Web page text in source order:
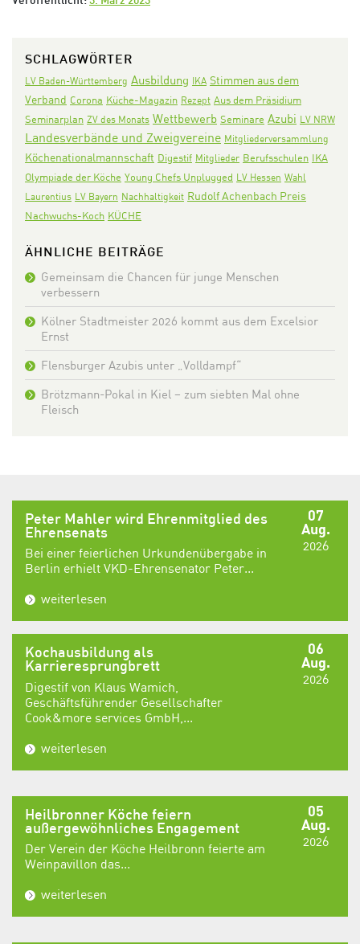
SCHLAGWÖRTER
LV Baden-Württemberg Ausbildung IKA Stimmen aus dem
Verband Corona Küche-Magazin Rezept Aus dem Präsidium
Seminarplan ZV des Monats Wettbewerb Seminare Azubi LV NRW
Landesverbände und Zweigvereine Mitgliederversammlung
Köchenationalmannschaft Digestif Mitglieder Berufsschulen IKA
Olympiade der Köche Young Chefs Unplugged LV Hessen Wahl
Laurentius LV Bayern Nachhaltigkeit Rudolf Achenbach Preis
Nachwuchs-Koch KÜCHE
ÄHNLICHE BEITRÄGE
Gemeinsam die Chancen für junge Menschen
verbessern
Kölner Stadtmeister 2026 kommt aus dem Excelsior
Ernst
Flensburger Azubis unter „Volldampf“
Brötzmann-Pokal in Kiel – zum siebten Mal ohne
Fleisch
07
Aug.
2026
Peter Mahler wird Ehrenmitglied des
Ehrensenats
Bei einer feierlichen Urkundenübergabe in
Berlin erhielt VKD-Ehrensenator Peter...
weiterlesen
06
Aug.
2026
Kochausbildung als
Karrieresprungbrett
Digestif von Klaus Wamich,
Geschäftsführender Gesellschafter
Cook&more services GmbH,...
weiterlesen
05
Aug.
2026
Heilbronner Köche feiern
außergewöhnliches Engagement
Der Verein der Köche Heilbronn feierte am
Weinpavillon das...
weiterlesen